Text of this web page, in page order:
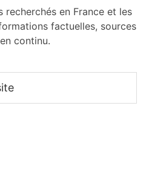
recherchés en France et les
factuelles, sources
continu.